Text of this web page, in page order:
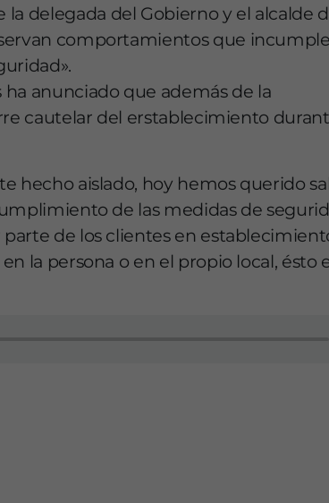
delegada del Gobierno y el alcalde
comportamientos que
anunciado que además de la
cautelar del erstablecimiento
hecho aislado, hoy hemos querido
de las medidas de
de los clientes en
la persona o en el propio local, ésto